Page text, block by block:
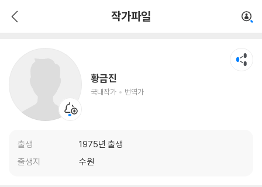
작가파일
황금진
국내작가 번역가
출생
1975년 출생
출생지
수원